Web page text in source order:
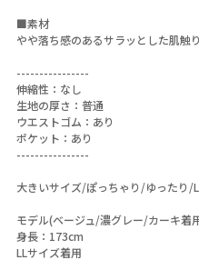
■素材
やや落ち感のあるサラッとした肌触
----------------
伸縮性：なし
生地の厚さ：普通
ウエストゴム：あり
ポケット：あり
----------------
大きいサイズ/ぽっちゃり/ゆったり/
モデル(ベージュ/濃グレー/カーキ着
身長：173cm
LLサイズ着用